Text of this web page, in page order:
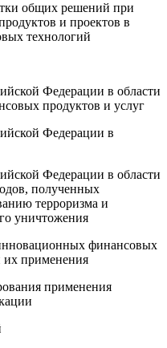
общих решений при
и проектов в
технологий
Федерации в области
продуктов и услуг
Федерации в
Федерации в области
полученных
терроризма и
уничтожения
финансовых
их применения
применения